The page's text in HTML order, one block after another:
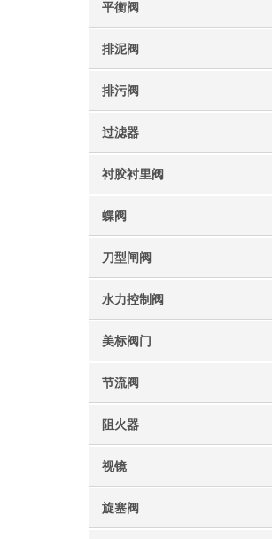
平衡阀
排泥阀
排污阀
过滤器
衬胶衬里阀
蝶阀
刀型闸阀
水力控制阀
美标阀门
节流阀
阻火器
视镜
旋塞阀